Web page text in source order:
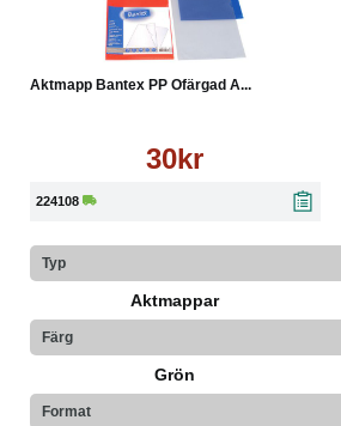
Aktmapp Bantex PP Ofärgad A...
30kr
224108
Köp Läs mer
Typ
Aktmappar
Färg
Grön
Format